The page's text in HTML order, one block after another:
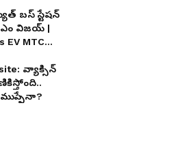
బస్ స్టేషన్
విజయ్ |
EV MTC
వ్యాక్సిన్